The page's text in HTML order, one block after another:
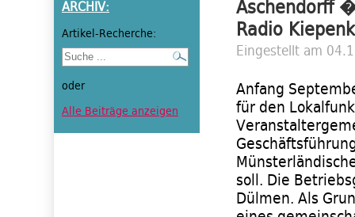
ARCHIV:
Artikel-Recherche:
oder
Alle Beiträge anzeigen
Aschendorff
Radio
Eingestellt am
Anfang
für den
soll. Die
Dülmen. Als